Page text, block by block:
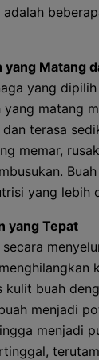
yang Matang
yang
yang matang
terasa
memar,
yang lebih
yang Tepat
kulit buah
menjadi
menjadi